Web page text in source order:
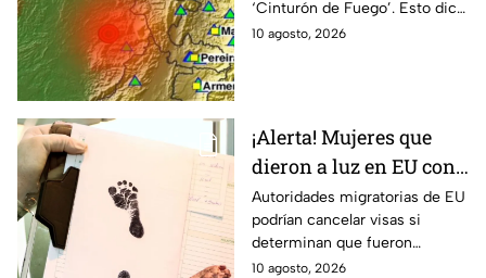
sismo en México? ⚠️
‘Cinturón de Fuego’. Esto dice
la ciencia sobre la posibilidad
10 agosto, 2026
¡Alerta! Mujeres que
dieron a luz en EU con
visa de turista podrían
perderla incluso 10
años después
Autoridades migratorias de EU
podrían cancelar visas si
determinan que fueron
utilizadas para ingresar al país
10 agosto, 2026